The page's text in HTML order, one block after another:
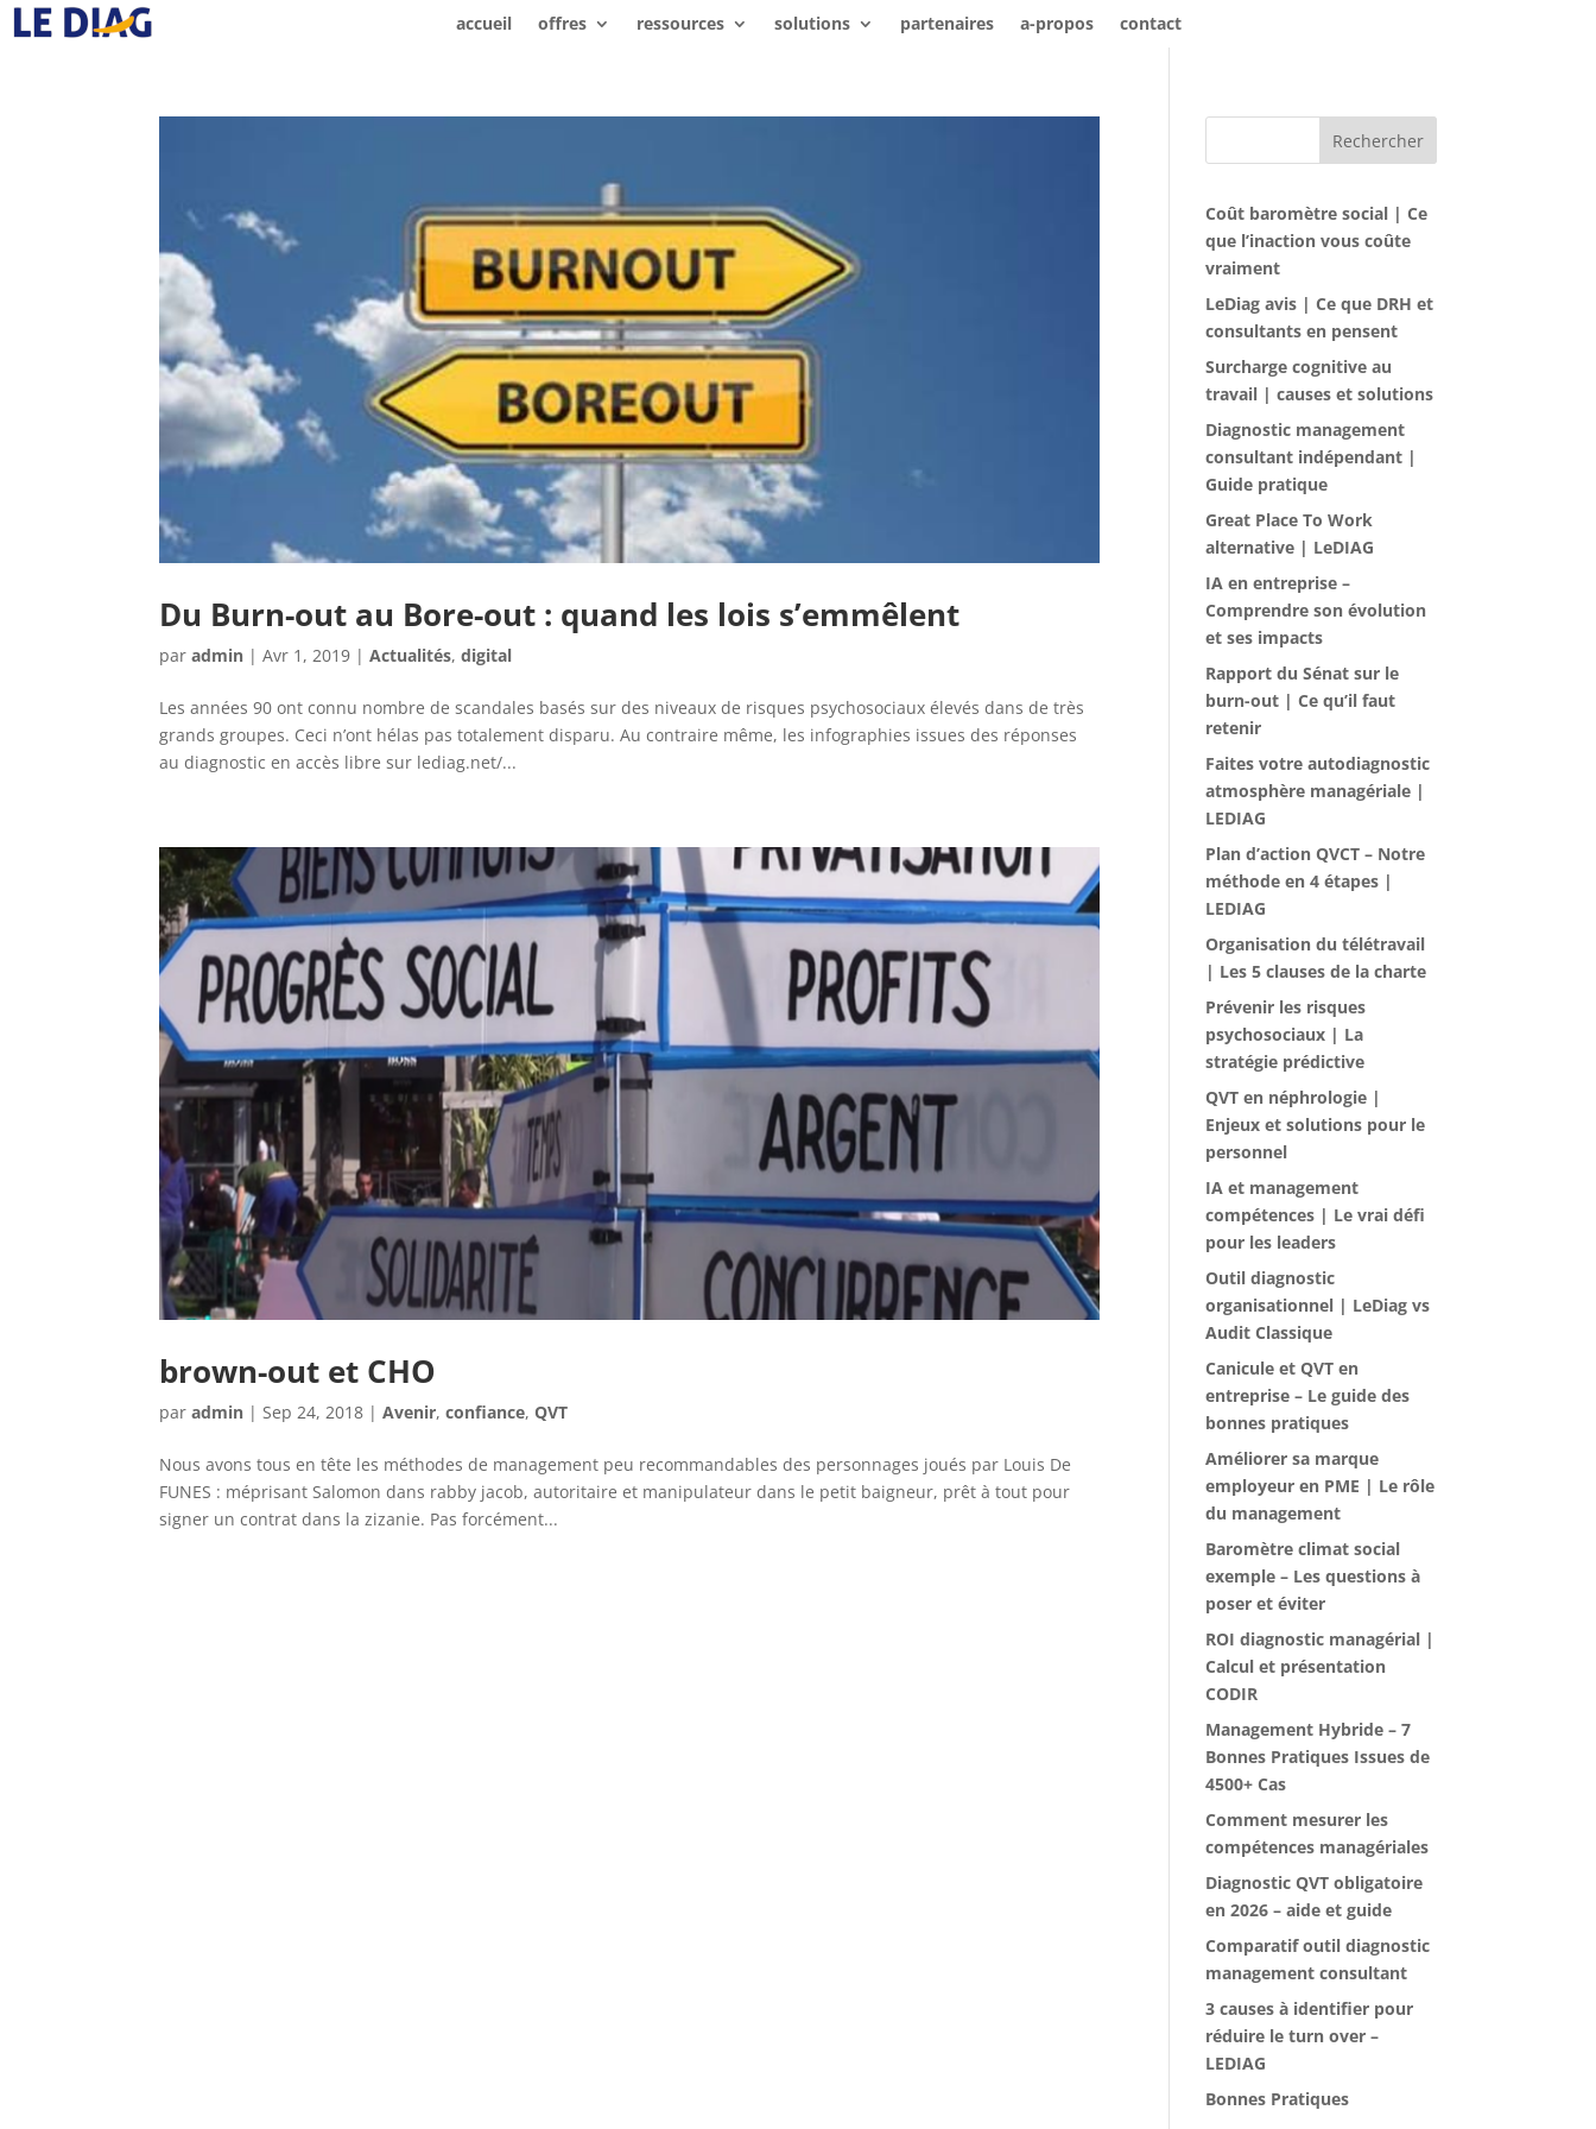
accueil offres ressources solutions partenaires a-propos contact
Du Burn-out au Bore-out : quand les lois s’emmêlent
paradmin |Avr 1, 2019 |Actualités,digital
Les années 90 ont connu nombre de scandales basés sur des niveaux de risques psychosociaux élevés dans de très
grands groupes. Ceci n’ont hélas pas totalement disparu. Au contraire même, les infographies issues des réponses
au diagnostic en accès libre sur lediag.net/...
brown-out et CHO
paradmin | Sep 24, 2018 |Avenir,confiance,QVT
Nous avons tous en tête les méthodes de management peu recommandables des personnages joués par Louis De
FUNES : méprisant Salomon dans rabby jacob, autoritaire et manipulateur dans le petit baigneur, prêt à tout pour
signer un contrat dans la zizanie. Pas forcément...
Rechercher
Coût baromètre social | Ce
que l’inaction vous coûte
vraiment
LeDiag avis | Ce que DRH et
consultants en pensent
Surcharge cognitive au
travail | causes et solutions
Diagnostic management
consultant indépendant |
Guide pratique
Great Place To Work
alternative | LeDIAG
IA en entreprise –
Comprendre son évolution
et ses impacts
Rapport du Sénat sur le
burn-out | Ce qu’il faut
retenir
Faites votre autodiagnostic
atmosphère managériale |
LEDIAG
Plan d’action QVCT – Notre
méthode en 4 étapes |
LEDIAG
Organisation du télétravail
| Les 5 clauses de la charte
Prévenir les risques
psychosociaux | La
stratégie prédictive
QVT en néphrologie |
Enjeux et solutions pour le
personnel
IA et management
compétences | Le vrai défi
pour les leaders
Outil diagnostic
organisationnel | LeDiag vs
Audit Classique
Canicule et QVT en
entreprise – Le guide des
bonnes pratiques
Améliorer sa marque
employeur en PME | Le rôle
du management
Baromètre climat social
exemple – Les questions à
poser et éviter
ROI diagnostic managérial |
Calcul et présentation
CODIR
Management Hybride – 7
Bonnes Pratiques Issues de
4500+ Cas
Comment mesurer les
compétences managériales
Diagnostic QVT obligatoire
en 2026 – aide et guide
Comparatif outil diagnostic
management consultant
3 causes à identifier pour
réduire le turn over –
LEDIAG
Bonnes Pratiques